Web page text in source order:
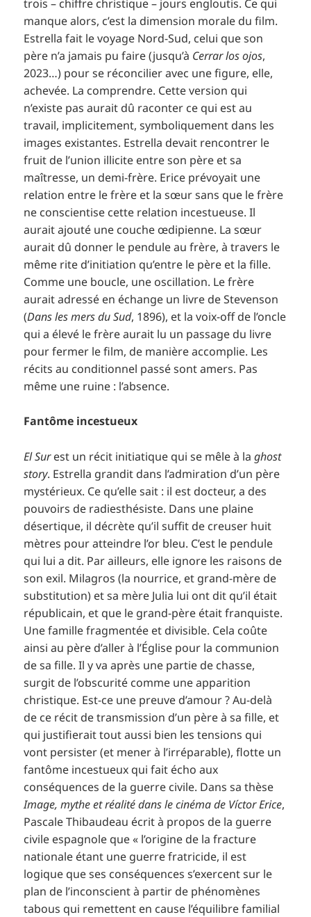
trois – chiffre christique – jours engloutis. Ce qui
manque alors, c’est la dimension morale du film.
Estrella fait le voyage Nord-Sud, celui que son
père n’a jamais pu faire (jusqu’à Cerrar los ojos,
2023…) pour se réconcilier avec une figure, elle,
achevée. La comprendre. Cette version qui
n’existe pas aurait dû raconter ce qui est au
travail, implicitement, symboliquement dans les
images existantes. Estrella devait rencontrer le
fruit de l’union illicite entre son père et sa
maîtresse, un demi-frère. Erice prévoyait une
relation entre le frère et la sœur sans que le frère
ne conscientise cette relation incestueuse. Il
aurait ajouté une couche œdipienne. La sœur
aurait dû donner le pendule au frère, à travers le
même rite d’initiation qu’entre le père et la fille.
Comme une boucle, une oscillation. Le frère
aurait adressé en échange un livre de Stevenson
(Dans les mers du Sud, 1896), et la voix-off de l’oncle
qui a élevé le frère aurait lu un passage du livre
pour fermer le film, de manière accomplie. Les
récits au conditionnel passé sont amers. Pas
même une ruine : l’absence.
Fantôme incestueux
El Surest un récit initiatique qui se mêle à laghost
story. Estrella grandit dans l’admiration d’un père
mystérieux. Ce qu’elle sait : il est docteur, a des
pouvoirs de radiesthésiste. Dans une plaine
désertique, il décrète qu’il suffit de creuser huit
mètres pour atteindre l’or bleu. C’est le pendule
qui lui a dit. Par ailleurs, elle ignore les raisons de
son exil. Milagros (la nourrice, et grand-mère de
substitution) et sa mère Julia lui ont dit qu’il était
républicain, et que le grand-père était franquiste.
Une famille fragmentée et divisible. Cela coûte
ainsi au père d’aller à l’Église pour la communion
de sa fille. Il y va après une partie de chasse,
surgit de l’obscurité comme une apparition
christique. Est-ce une preuve d’amour ? Au-delà
de ce récit de transmission d’un père à sa fille, et
qui justifierait tout aussi bien les tensions qui
vont persister (et mener à l’irréparable), flotte un
fantôme incestueux qui fait écho aux
conséquences de la guerre civile. Dans sa thèse
Image, mythe et réalité dans le cinéma de Víctor Erice,
Pascale Thibaudeau écrit à propos de la guerre
civile espagnole que « l’origine de la fracture
nationale étant une guerre fratricide, il est
logique que ses conséquences s’exercent sur le
plan de l’inconscient à partir de phénomènes
tabous qui remettent en cause l’équilibre familial